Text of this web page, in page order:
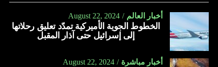
أخبار العالم August 22, 2024
الخطوط الجوية الأميركية تمدّد تعليق رحلاتها
إلى إسرائيل حتى آذار المقبل
أخبار مباشرة August 22, 2024